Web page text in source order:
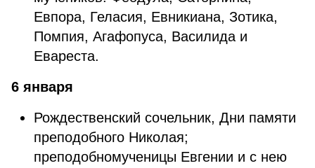
Евпора, Геласия, Евникиана, Зотика,
Помпия, Агафопуса, Василида и
Евареста.
6 января
Рождественский сочельник, Дни памяти
преподобного Николая;
преподобномученицы Евгении и с нею